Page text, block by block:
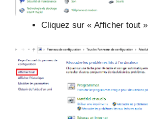
Cliquez sur « Afficher tout »